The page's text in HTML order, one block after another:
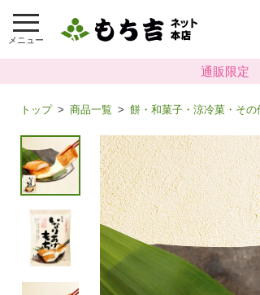
メニュー
通販限定
トップ 商品一覧 餅・和菓子・涼冷菓・その